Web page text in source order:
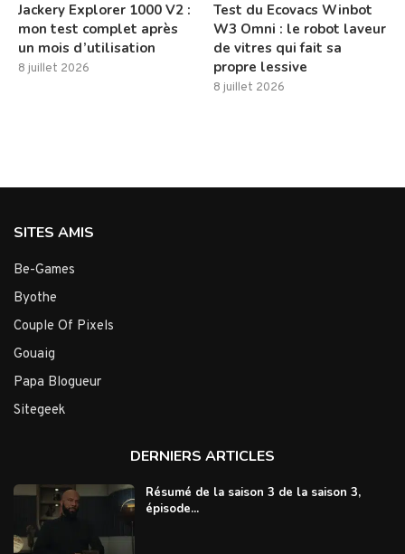
Jackery Explorer 1000 V2 :
mon test complet après
un mois d’utilisation
8 juillet 2026
Test du Ecovacs Winbot
W3 Omni : le robot laveur
de vitres qui fait sa
propre lessive
8 juillet 2026
SITES AMIS
Be-Games
Byothe
Couple Of Pixels
Gouaig
Papa Blogueur
Sitegeek
DERNIERS ARTICLES
Résumé de la saison 3 de la saison 3,
épisode...